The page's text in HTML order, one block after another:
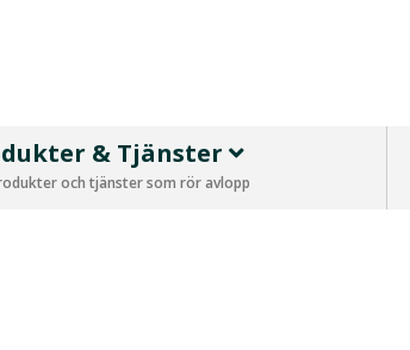
& Tjänster
och tjänster som rör avlopp